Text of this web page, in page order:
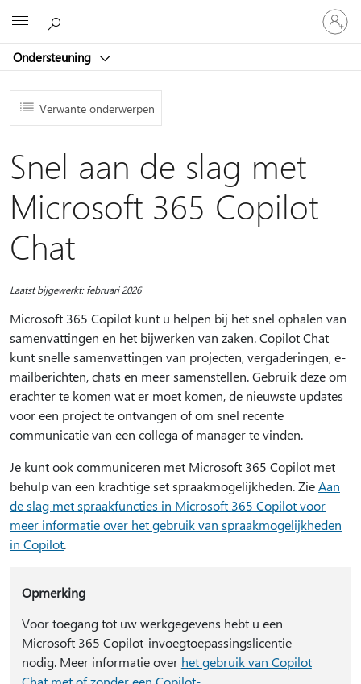
Ondersteuning
Meld
je
aan
je
Verwante onderwerpen
Snel aan de slag met
Microsoft 365 Copilot
Chat
Laatst bijgewerkt: februari 2026
Microsoft 365 Copilot kunt u helpen bij het snel ophalen van
samenvattingen en het bijwerken van zaken. Copilot Chat
kunt snelle samenvattingen van projecten, vergaderingen, e-
mailberichten, chats en meer samenstellen. Gebruik deze om
erachter te komen wat er moet komen, de nieuwste updates
voor een project te ontvangen of om snel recente
communicatie van een collega of manager te vinden.
Je kunt ook communiceren met Microsoft 365 Copilot met
behulp van een krachtige set spraakmogelijkheden. ZieAan
de slag met spraakfuncties in Microsoft 365 Copilot voor
meer informatie over het gebruik van spraakmogelijkheden
in Copilot.
Opmerking
Voor toegang tot uw werkgegevens hebt u een
Microsoft 365 Copilot-invoegtoepassingslicentie
nodig. Meer informatie over het gebruik van Copilot